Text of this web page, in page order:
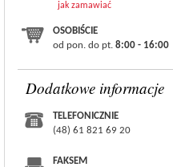
jak zamawiać
OSOBIŚCIE
od pon. do pt. 8:00 - 16:00
Dodatkowe informacje
TELEFONICZNIE
(48) 61 821 69 20
FAKSEM